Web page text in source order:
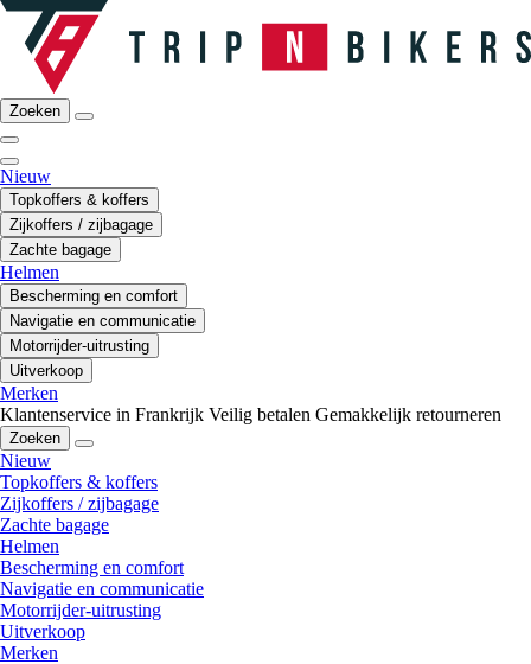
Zoeken
Nieuw
Topkoffers & koffers
Zijkoffers / zijbagage
Zachte bagage
Helmen
Bescherming en comfort
Navigatie en communicatie
Motorrijder-uitrusting
Uitverkoop
Merken
Klantenservice in Frankrijk Veilig betalen Gemakkelijk retourneren
Zoeken
Nieuw
Topkoffers & koffers
Zijkoffers / zijbagage
Zachte bagage
Helmen
Bescherming en comfort
Navigatie en communicatie
Motorrijder-uitrusting
Uitverkoop
Merken